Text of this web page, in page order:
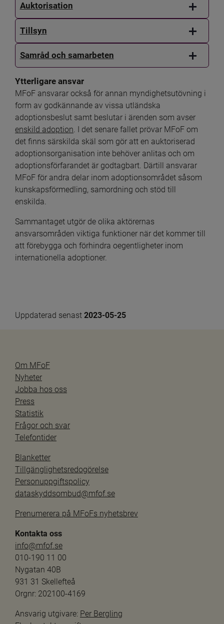
Auktorisation
Tillsyn
Samråd och samarbeten
Ytterligare ansvar
MFoF ansvarar också för annan myndighetsutövning i
form av godkännande av vissa utländska
enskild adoption . I det senare fallet prövar MFoF om
det finns särskilda skäl som gör att en auktoriserad
adoptionsorganisation inte behöver anlitas och om
adoptionsförfarandet är godtagbart. Därtill ansvarar
MFoF för andra delar inom adoptionsområdet såsom
kunskapsförmedling, samordning och stöd till
enskilda.
Sammantaget utgör de olika aktörernas
ansvarsområden viktiga funktioner när det kommer till
att förebygga och förhindra oegentligheter inom
internationella adoptioner.
Uppdaterad senast 2023-05-25
Om MFoF
Nyheter
Jobba hos oss
Press
Statistik
Frågor och svar
Telefontider
Blanketter
Tillgänglighetsredogörelse
Personuppgiftspolicy
dataskyddsombud@mfof.se
Prenumerera på MFoFs nyhetsbrev
Kontakta oss
info@mfof.se
010-190 11 00
Nygatan 40B
931 31 Skellefteå
Orgnr: 202100-4169
Ansvarig utgivare: Per Bergling